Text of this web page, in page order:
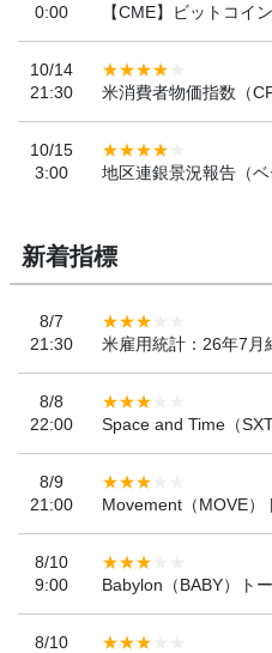
0:00
【CME】ビットコイ
10/14
21:30
米消費者物価指数（
10/15
3:00
地区連銀景況報告（ベ
新着指標
8/7
21:30
米雇用統計：26年7月
8/8
22:00
Space and Time（
8/9
21:00
Movement（MOVE）
8/10
9:00
Babylon（BABY）ト
8/10